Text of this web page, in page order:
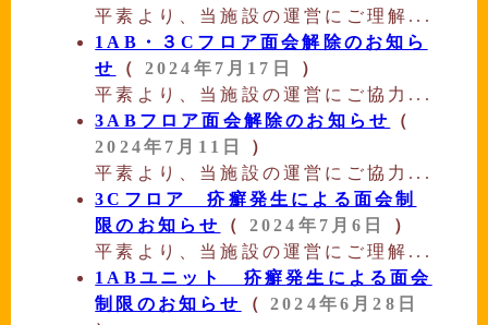
平素より、当施設の運営にご理解...
1AB・３Cフロア面会解除のお知ら
せ
（ 2024年7月17日
）
平素より、当施設の運営にご協力...
3ABフロア面会解除のお知らせ
（
2024年7月11日
）
平素より、当施設の運営にご協力...
3Cフロア 疥癬発生による面会制
限のお知らせ
（ 2024年7月6日
）
平素より、当施設の運営にご理解...
1ABユニット 疥癬発生による面会
制限のお知らせ
（2024年6月28日